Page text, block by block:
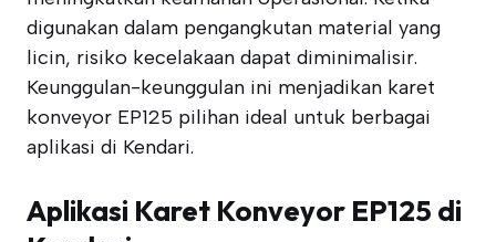
digunakan dalam pengangkutan material yang
licin, risiko kecelakaan dapat diminimalisir.
Keunggulan-keunggulan ini menjadikan karet
konveyor EP125 pilihan ideal untuk berbagai
aplikasi di Kendari.
Aplikasi Karet Konveyor EP125 di